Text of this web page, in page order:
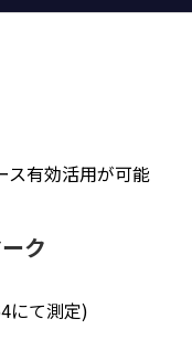
ス有効活用が可能
ク
にて測定)